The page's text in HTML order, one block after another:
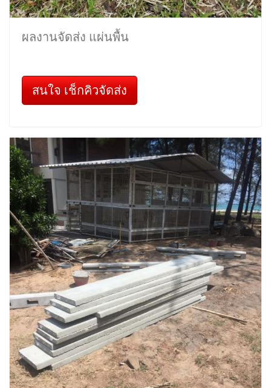
ผลงานจัดส่ง แผ่นพื้น
สนใจ เช็กคิวจัดส่ง